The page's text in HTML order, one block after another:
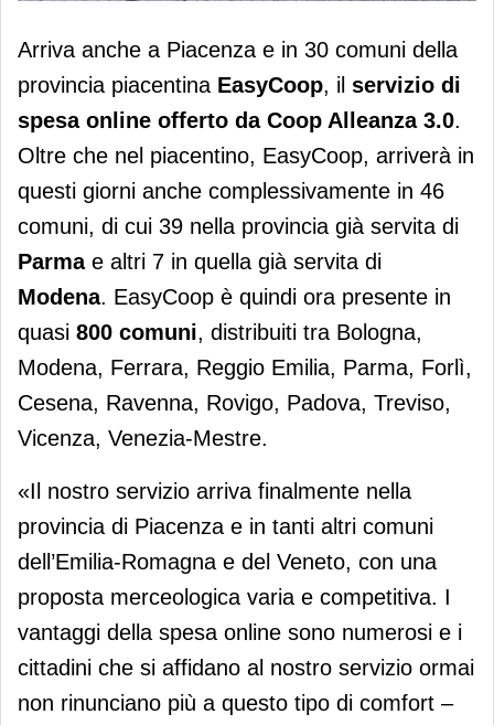
Easycoop sbarca a Piacenza
Arriva anche a Piacenza e in 30 comuni della
provincia piacentina EasyCoop, il servizio di
spesa online offerto da Coop Alleanza 3.0.
Oltre che nel piacentino, EasyCoop, arriverà in
questi giorni anche complessivamente in 46
comuni, di cui 39 nella provincia già servita di
Parmae altri 7 in quella già servita di
Modena. EasyCoop è quindi ora presente in
quasi 800 comuni, distribuiti tra Bologna,
Modena, Ferrara, Reggio Emilia, Parma, Forlì,
Cesena, Ravenna, Rovigo, Padova, Treviso,
Vicenza, Venezia-Mestre.
«Il nostro servizio arriva finalmente nella
provincia di Piacenza e in tanti altri comuni
dell’Emilia-Romagna e del Veneto, con una
proposta merceologica varia e competitiva. I
vantaggi della spesa online sono numerosi e i
cittadini che si affidano al nostro servizio ormai
non rinunciano più a questo tipo di comfort –